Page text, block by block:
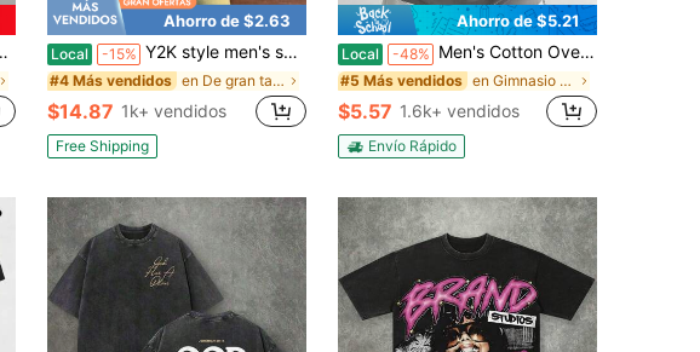
Ahorro de $2.63
Local -15% Y2K style men's summer T-shirt - retro portrait - printed pattern T-shirt, made of 100% pure cotton fabric, suitable for men's daily wear
#4 Más vendidos en De gran tamaño Tops para hombre
$14.87 1k+ vendidos
Free Shipping
Ahorro de $5.21
Local -48% Men's Cotton Oversized Graphic Tee with bold"Faith Over Fear"print, classic crew neck & loose Y2K hip-hop streetwear fit.Versatile casual daily top
#5 Más vendidos en Gimnasio y fitness Camisetas de hombre
$5.57 1.6k+ vendidos
Envío Rápido